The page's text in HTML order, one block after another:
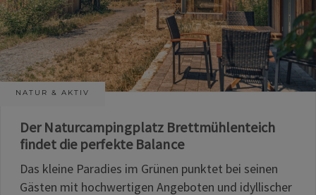
NATUR & AKTIV
Der Naturcampingplatz Brettmühlenteich
findet die perfekte Balance
Das kleine Paradies im Grünen punktet bei seinen
Gästen mit hochwertigen Angeboten und idyllischer